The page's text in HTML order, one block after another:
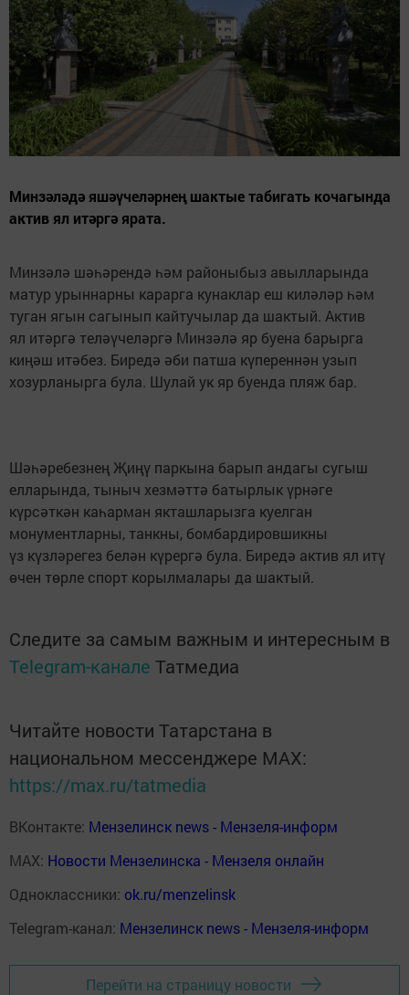
Минзәләдә яшәүчеләрнең шактые табигать кочагында
актив ял итәргә ярата.
Минзәлә шәһәрендә һәм районыбыз авылларында
матур урыннарны карарга кунаклар еш киләләр һәм
туган ягын сагынып кайтучылар да шактый. Актив
ял итәргә теләүчеләргә Минзәлә яр буена барырга
киңәш итәбез. Биредә әби патша күпереннән узып
хозурланырга була. Шулай ук яр буенда пляж бар.
Шәһәребезнең Җиңү паркына барып андагы сугыш
елларында, тыныч хезмәттә батырлык үрнәге
күрсәткән каһарман якташларызга куелган
монументларны, танкны, бомбардировшикны
үз күзләрегез белән күрергә була. Биредә актив ял итү
өчен төрле спорт корылмалары да шактый.
Следите за самым важным и интересным в
Telegram-канале Татмедиа
Читайте новости Татарстана в
национальном мессенджере MАХ:
https://max.ru/tatmedia
ВКонтакте: Мензелинск news - Мензеля-информ
MAX: Новости Мензелинска - Мензеля онлайн
Одноклассники: ok.ru/menzelinsk
Telegram-канал: Мензелинск news - Мензеля-информ
Перейти на страницу новости